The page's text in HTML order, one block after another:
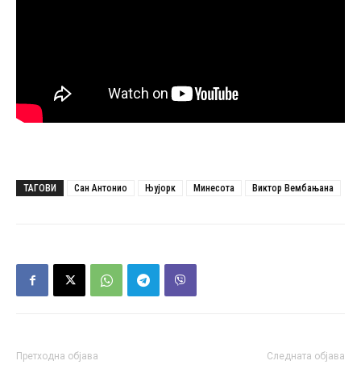
ТАГОВИ Сан Антонио Њујорк Минесота Виктор Вембањана
Претходна објава Следната објава